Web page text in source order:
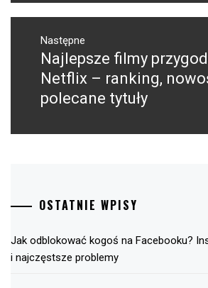
Następne
Następny
post:
Najlepsze filmy
Netflix – ranking,
polecane tytuły
OSTATNIE WPISY
Jak odblokować kogoś na Facebooku?
i najczęstsze problemy